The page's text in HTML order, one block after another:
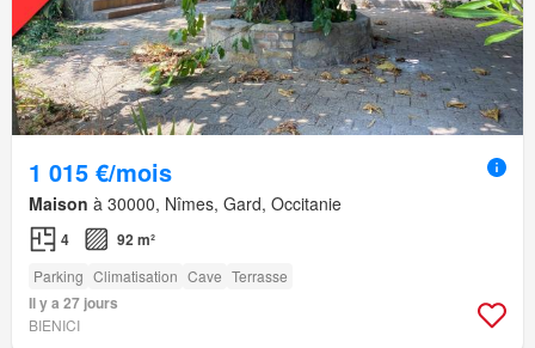
1 015 €/mois
Maison à 30000, Nîmes, Gard, Occitanie
4 92 m²
Parking Climatisation Cave Terrasse
Il y a 27 jours
BIENICI